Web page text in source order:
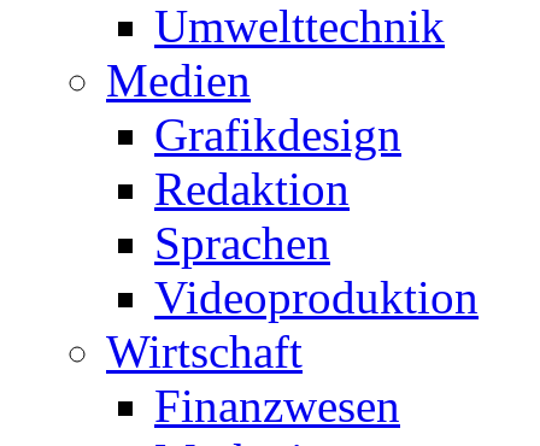
Umwelttechnik
Medien
Grafikdesign
Redaktion
Sprachen
Videoproduktion
Wirtschaft
Finanzwesen